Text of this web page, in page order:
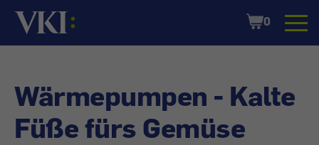
Startseite
Shopping
Cart
0
Wärmepumpen - Kalte
Füße fürs Gemüse